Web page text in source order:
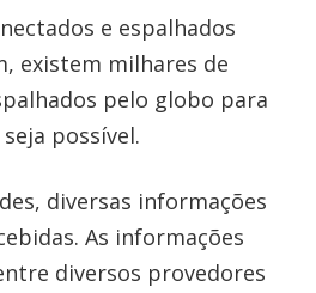
e espalhados
existem milhares de
pelo globo para
possível.
diversas informações
As informações
diversos provedores